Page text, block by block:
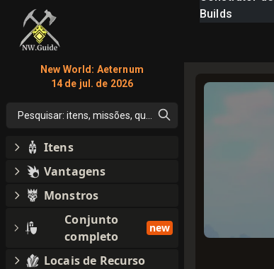
Builds
New World: Aeternum
14 de jul. de 2026
Pesquisar: itens, missões, qualquer coisa
Itens
Vantagens
Monstros
Conjunto
completo
new
Locais de Recurso